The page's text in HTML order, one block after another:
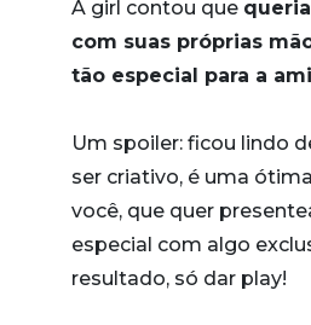
A girl contou que
com suas próprias
tão especial para a
Um spoiler: ficou lindo
ser criativo, é uma
você, que quer
especial com algo
resultado, só dar play!